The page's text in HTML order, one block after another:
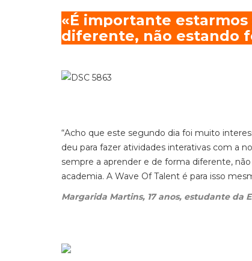
«É importante
diferente, não estando
“Acho que este segundo dia foi muito
deu para fazer atividades interativas com a
sempre a aprender e de forma diferente,
academia. A Wave Of Talent é para isso
Margarida Martins, 17 anos, estudante da